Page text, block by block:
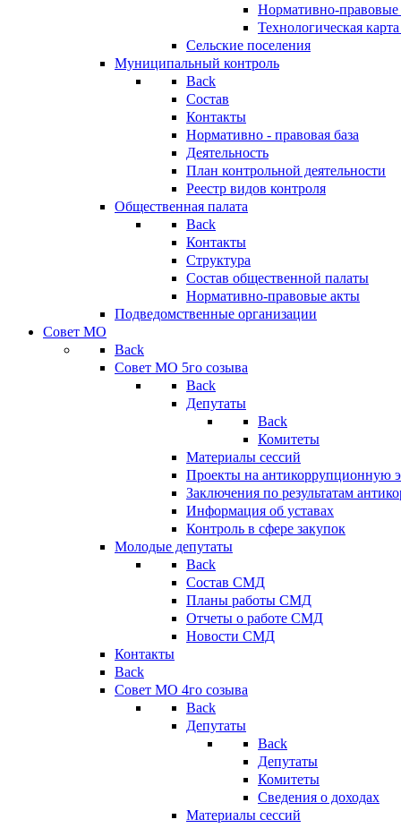
Нормативно-правовые
Технологическая
Сельские поселения
Муниципальный контроль
Back
Состав
Контакты
Нормативно - правовая база
Деятельность
План контрольной деятельности
Реестр видов контроля
Общественная палата
Back
Контакты
Структура
Состав общественной палаты
Нормативно-правовые акты
Подведомственные организации
Совет МО
Back
Совет МО 5го созыва
Back
Депутаты
Back
Комитеты
Материалы сессий
Проекты на антикоррупционную
Заключения по результатам
Информация об уставах
Контроль в сфере закупок
Молодые депутаты
Back
Состав СМД
Планы работы СМД
Отчеты о работе СМД
Новости СМД
Контакты
Back
Совет МО 4го созыва
Back
Депутаты
Back
Депутаты
Комитеты
Сведения о доходах
Материалы сессий